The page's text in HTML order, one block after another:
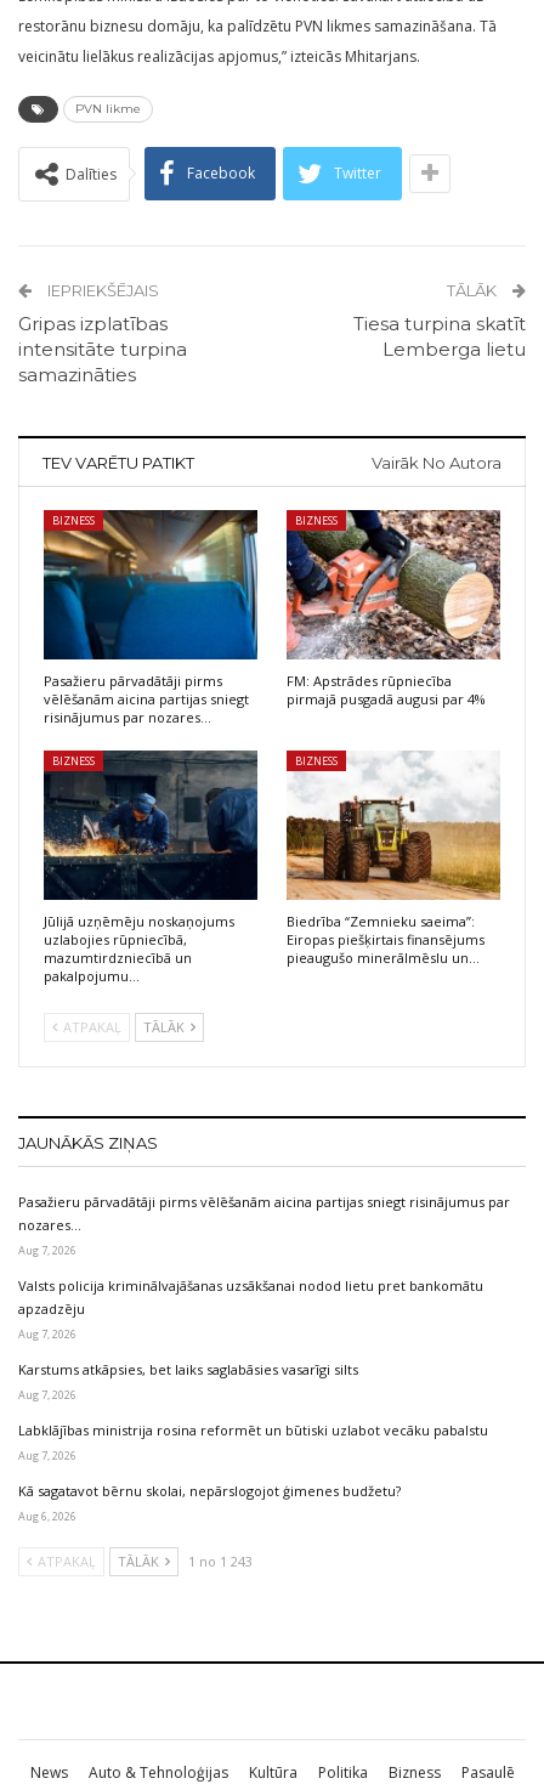
restorānu biznesu domāju, ka palīdzētu PVN likmes samazināšana. Tā
veicinātu lielākus realizācijas apjomus,” izteicās Mhitarjans.
PVN likme
Dalīties Facebook Twitter
IEPRIEKŠĒJAIS
Gripas izplatības
intensitāte turpina
samazināties
TĀLĀK
Tiesa turpina skatīt
Lemberga lietu
TEV VARĒTU PATIKT Vairāk No Autora
BIZNESS
Pasažieru pārvadātāji pirms
vēlēšanām aicina partijas sniegt
risinājumus par nozares…
BIZNESS
FM: Apstrādes rūpniecība
pirmajā pusgadā augusi par 4%
BIZNESS
Jūlijā uzņēmēju noskaņojums
uzlabojies rūpniecībā,
mazumtirdzniecībā un
pakalpojumu…
BIZNESS
Biedrība “Zemnieku saeima”:
Eiropas piešķirtais finansējums
pieaugušo minerālmēslu un…
ATPAKAĻ TĀLĀK
JAUNĀKĀS ZIŅAS
Pasažieru pārvadātāji pirms vēlēšanām aicina partijas sniegt risinājumus par
nozares…
Aug 7, 2026
Valsts policija kriminālvajāšanas uzsākšanai nodod lietu pret bankomātu
apzadzēju
Aug 7, 2026
Karstums atkāpsies, bet laiks saglabāsies vasarīgi silts
Aug 7, 2026
Labklājības ministrija rosina reformēt un būtiski uzlabot vecāku pabalstu
Aug 7, 2026
Kā sagatavot bērnu skolai, nepārslogojot ģimenes budžetu?
Aug 6, 2026
ATPAKAĻ TĀLĀK 1 no 1 243
News Auto & Tehnoloģijas Kultūra Politika Bizness Pasaulē